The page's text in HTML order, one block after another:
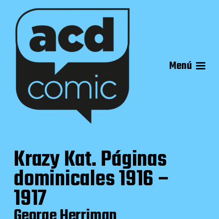
Menú
Krazy Kat. Páginas
dominicales 1916 –
1917